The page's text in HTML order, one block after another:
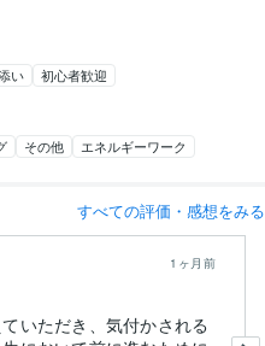
い 初心者歓迎
その他 エネルギーワーク
すべての評価・感想をみる
1ヶ月前
いただき、気付かされる